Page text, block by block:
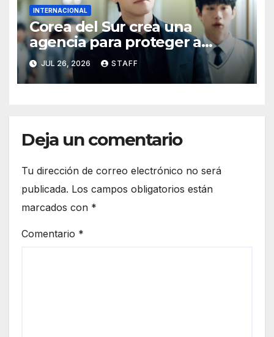
INTERNACIONAL
Corea del Sur crea una
agencia para proteger a
docentes inspirada en una
exitosa serie de Netflix
JUL 26, 2026 STAFF
Deja un comentario
Tu dirección de correo electrónico no será
publicada. Los campos obligatorios están
marcados con *
Comentario *